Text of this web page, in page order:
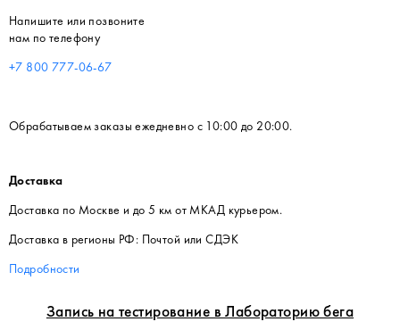
Запись на тестирование в Лабораторию бега
Напишите или позвоните
нам по телефону
+7 800 777-06-67
Обрабатываем заказы ежедневно с 10:00 до 20:00.
Доставка
Доставка по Москве и до 5 км от МКАД курьером.
Доставка в регионы РФ: Почтой или СДЭК
Подробности